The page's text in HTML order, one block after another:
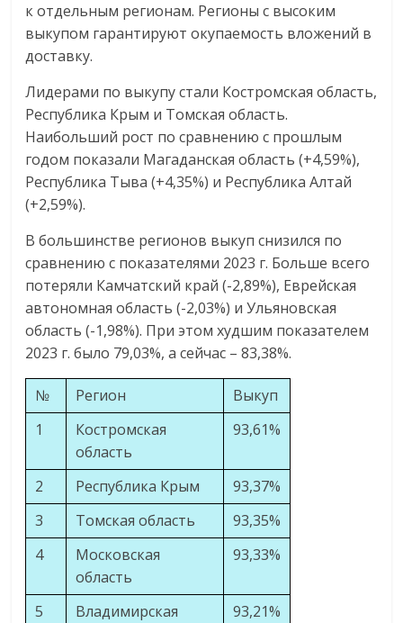
к отдельным регионам. Регионы с высоким
выкупом гарантируют окупаемость вложений в
доставку.
Лидерами по выкупу стали Костромская область,
Республика Крым и Томская область.
Наибольший рост по сравнению с прошлым
годом показали Магаданская область (+4,59%),
Республика Тыва (+4,35%) и Республика Алтай
(+2,59%).
В большинстве регионов выкуп снизился по
сравнению с показателями 2023 г. Больше всего
потеряли Камчатский край (-2,89%), Еврейская
автономная область (-2,03%) и Ульяновская
область (-1,98%). При этом худшим показателем
2023 г. было 79,03%, а сейчас – 83,38%.
№ Регион
Выкуп
1
Костромская
область
93,61%
2 Республика Крым
93,37%
3
Томская область
93,35%
4
Московская
область
93,33%
5
Владимирская
93,21%